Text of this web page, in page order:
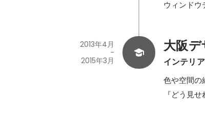
ウィンドウ
大阪
インテリ
2013年4月
-
2015年3月
色や空間の
『どう見